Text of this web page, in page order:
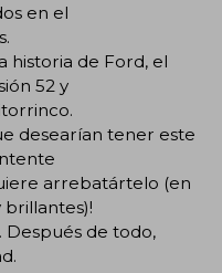
en el
historia de Ford, el
52 y
desearían tener este
arrebatártelo (en
brillantes)!
Después de todo,